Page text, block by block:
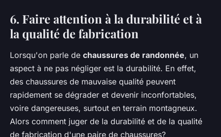
6. Faire attention à la durabilité et à
la qualité de fabrication
Lorsqu'on parle de chaussures de randonnée, un
aspect à ne pas négliger est la durabilité. En effet,
des chaussures de mauvaise qualité peuvent
rapidement se dégrader et devenir inconfortables,
voire dangereuses, surtout en terrain montagneux.
Alors comment juger de la durabilité et de la qualité
de fabrication d'une paire de chaussures?